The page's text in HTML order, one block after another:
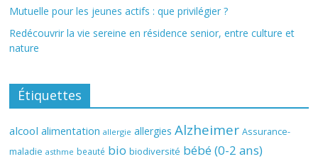
Mutuelle pour les jeunes actifs : que privilégier ?
Redécouvrir la vie sereine en résidence senior, entre culture et
nature
Étiquettes
alcool alimentation allergie allergies Alzheimer Assurance-
maladie asthme beauté bio biodiversité bébé (0-2 ans)